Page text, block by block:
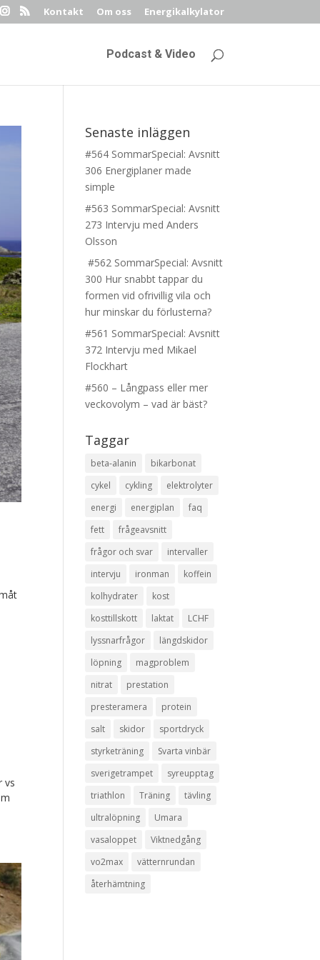
Kontakt Om oss Energikalkylator
Podcast & Video
vs
Senaste inläggen
#564 SommarSpecial: Avsnitt
306 Energiplaner made
simple
#563 SommarSpecial: Avsnitt
273 Intervju med Anders
Olsson
#562 SommarSpecial: Avsnitt
300 Hur snabbt tappar du
formen vid ofrivillig vila och
hur minskar du förlusterna?
#561 SommarSpecial: Avsnitt
372 Intervju med Mikael
Flockhart
#560 – Långpass eller mer
veckovolym – vad är bäst?
Taggar
beta-alanin
bikarbonat
cykel
cykling
elektrolyter
energi
energiplan
faq
fett
frågeavsnitt
frågor och svar
intervaller
intervju
ironman
koffein
kolhydrater
kost
kosttillskott
laktat
LCHF
lyssnarfrågor
längdskidor
löpning
magproblem
nitrat
prestation
presteramera
protein
salt
skidor
sportdryck
styrketräning
Svarta vinbär
sverigetrampet
syreupptag
triathlon
Träning
tävling
ultralöpning
Umara
vasaloppet
Viktnedgång
vo2max
vätternrundan
återhämtning